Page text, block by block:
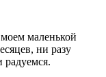
маленькой
ни разу
радуемся.